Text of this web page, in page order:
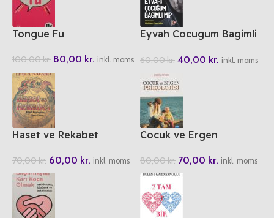
Tongue Fu
100,00kr. 80,00 kr. inkl. moms
Eyvah Cocugum Bagimli
60,00kr. 40,00 kr. inkl. moms
Haset ve Rekabet
70,00kr. 60,00 kr. inkl. moms
Cocuk ve Ergen
80,00kr. 70,00 kr. inkl. moms